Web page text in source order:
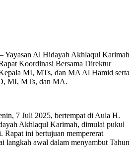
Yayasan Al Hidayah Akhlaqul Karimah
Koordinasi Bersama Direktur
MI, MTs, dan MA Al Hamid serta
MI, MTs, dan MA.
7 Juli 2025, bertempat di Aula H.
Akhlaqul Karimah, dimulai pukul
Rapat ini bertujuan mempererat
langkah awal dalam menyambut Tahun